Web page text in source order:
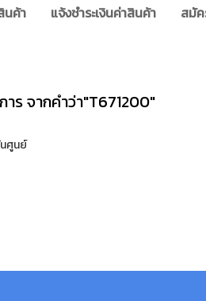
นค้า แจ้งชำระเงินค่าสินค้า สมั
าร จากคำว่า"T671200"
ศูนย์